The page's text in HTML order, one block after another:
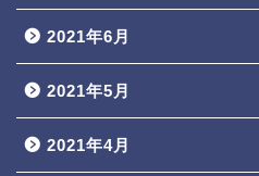
2021年6月
2021年5月
2021年4月